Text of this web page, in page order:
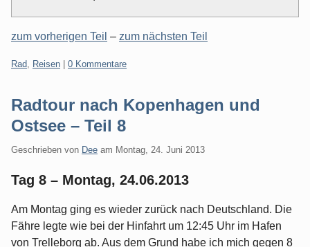
zum vorherigen Teil – zum nächsten Teil
Kategorien:
Rad, Reisen 0 Kommentare
Radtour nach Kopenhagen und
Ostsee – Teil 8
Geschrieben von Dee am Montag, 24. Juni 2013
Tag 8 – Montag, 24.06.2013
Am Montag ging es wieder zurück nach Deutschland. Die
Fähre legte wie bei der Hinfahrt um 12:45 Uhr im Hafen
von Trelleborg ab. Aus dem Grund habe ich mich gegen 8